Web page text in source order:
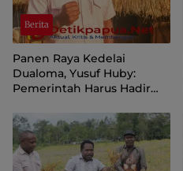
Berita
Panen Raya Kedelai
Dualoma, Yusuf Huby:
Pemerintah Harus Hadir
Petani